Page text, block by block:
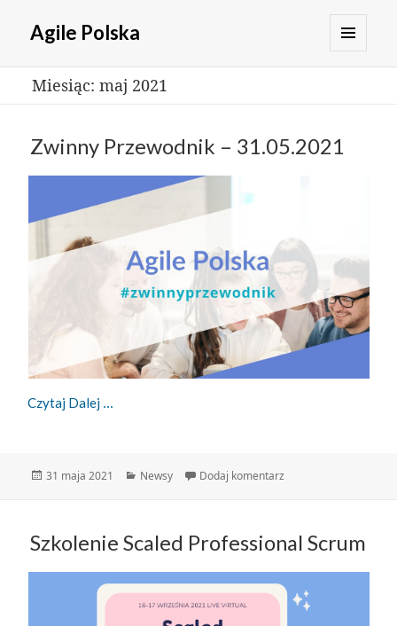
Agile Polska
Miesiąc: maj 2021
Zwinny Przewodnik – 31.05.2021
Czytaj Dalej
Data
31 maja 2021 Kategorie
Newsy Dodaj komentarz
Szkolenie Scaled Professional Scrum